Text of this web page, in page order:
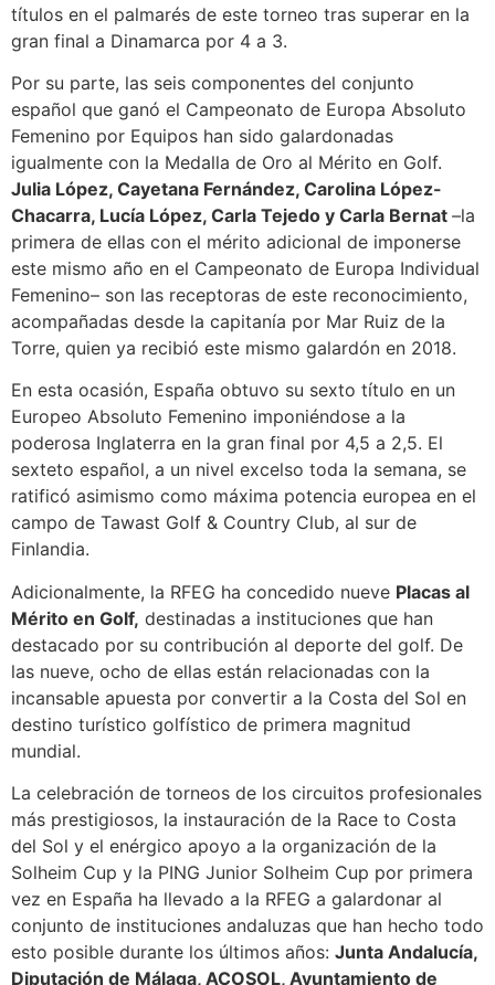
títulos en el palmarés de este torneo tras superar en la
gran final a Dinamarca por 4 a 3.
Por su parte, las seis componentes del conjunto
español que ganó el Campeonato de Europa Absoluto
Femenino por Equipos han sido galardonadas
igualmente con la Medalla de Oro al Mérito en Golf.
Julia López, Cayetana Fernández, Carolina López-
Chacarra, Lucía López, Carla Tejedo y Carla Bernat –la
primera de ellas con el mérito adicional de imponerse
este mismo año en el Campeonato de Europa Individual
Femenino– son las receptoras de este reconocimiento,
acompañadas desde la capitanía por Mar Ruiz de la
Torre, quien ya recibió este mismo galardón en 2018.
En esta ocasión, España obtuvo su sexto título en un
Europeo Absoluto Femenino imponiéndose a la
poderosa Inglaterra en la gran final por 4,5 a 2,5. El
sexteto español, a un nivel excelso toda la semana, se
ratificó asimismo como máxima potencia europea en el
campo de Tawast Golf & Country Club, al sur de
Finlandia.
Adicionalmente, la RFEG ha concedido nueve Placas al
Mérito en Golf, destinadas a instituciones que han
destacado por su contribución al deporte del golf. De
las nueve, ocho de ellas están relacionadas con la
incansable apuesta por convertir a la Costa del Sol en
destino turístico golfístico de primera magnitud
mundial.
La celebración de torneos de los circuitos profesionales
más prestigiosos, la instauración de la Race to Costa
del Sol y el enérgico apoyo a la organización de la
Solheim Cup y la PING Junior Solheim Cup por primera
vez en España ha llevado a la RFEG a galardonar al
conjunto de instituciones andaluzas que han hecho todo
esto posible durante los últimos años: Junta Andalucía,
Diputación de Málaga, ACOSOL, Ayuntamiento de